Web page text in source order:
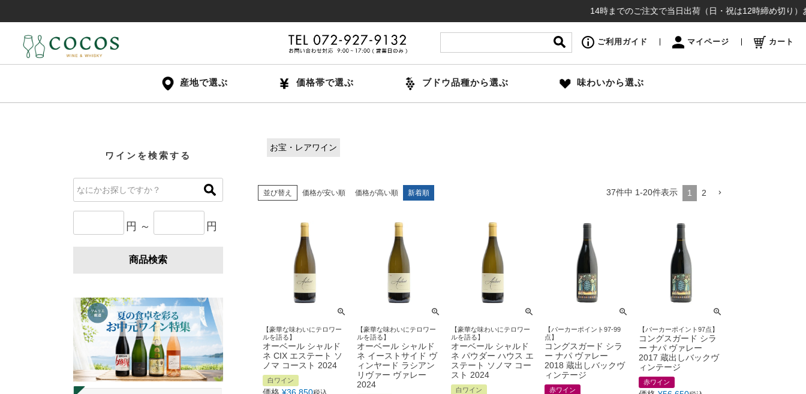
14時までのご注文で当日出荷（日・祝は12時締め切り）お
ご利用ガイド マイページ カート
産地で選ぶ 価格帯で選ぶ ブドウ品種から選ぶ 味わいから選ぶ
ワインを検索する
円 ～ 円
商品検索
お宝・レアワイン
並び替え 価格が安い順 価格が高い順 新着順 37件中 1-20件表示 1 2
【豪華な味わいにテロワー
ルを語る】
オーベール シャルド
ネ CIX エステート ソ
ノマ コースト 2024
白ワイン
【豪華な味わいにテロワー
ルを語る】
オーベール シャルド
ネ イーストサイド ヴ
ィンヤード ラシアン
リヴァー ヴァレー
2024
【豪華な味わいにテロワー
ルを語る】
オーベール シャルド
ネ パウダー ハウス エ
ステート ソノマ コー
スト 2024
白ワイン
【パーカーポイント97-99
点】
コングスガード シラ
ー ナパ ヴァレー
2018 蔵出しバックヴ
ィンテージ
赤ワイン
【パーカーポイント97点】
コングスガード シラ
ー ナパ ヴァレー
2017 蔵出しバックヴ
ィンテージ
赤ワイン